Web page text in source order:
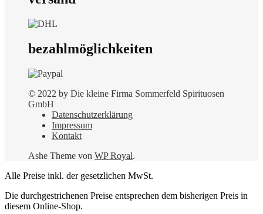
bezahlmöglichkeiten
© 2022 by Die kleine Firma Sommerfeld Spirituosen
GmbH
Datenschutzerklärung
Impressum
Kontakt
Ashe Theme von WP Royal.
Alle Preise inkl. der gesetzlichen MwSt.
Die durchgestrichenen Preise entsprechen dem bisherigen Preis in
diesem Online-Shop.